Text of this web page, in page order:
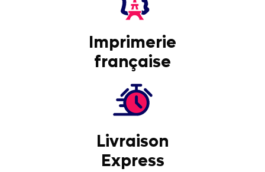
Imprimerie
française
Livraison
Express